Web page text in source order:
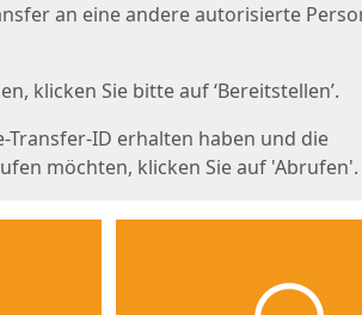
an eine andere autorisierte
klicken Sie bitte auf ‘Bereitstellen’.
Transfer-ID erhalten haben und die
möchten, klicken Sie auf 'Abrufen'.